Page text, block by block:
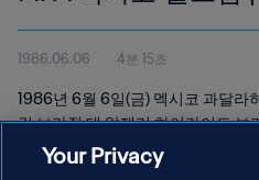
1986.06.06 4분 15초
1986년 6월 6일(금) 멕시코 과달라
린 브라질 대 알제리 하이라이트 보
Your Privacy